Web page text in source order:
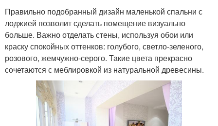
Правильно подобранный дизайн маленькой спальни с
лоджией позволит сделать помещение визуально
больше. Важно отделать стены, используя обои или
краску спокойных оттенков: голубого, светло-зеленого,
розового, жемчужно-серого. Такие цвета прекрасно
сочетаются с меблировкой из натуральной древесины.